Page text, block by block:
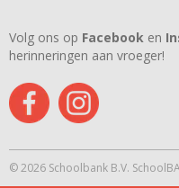
Volg ons op Facebook en
herinneringen aan vroeger!
© 2026 Schoolbank B.V.